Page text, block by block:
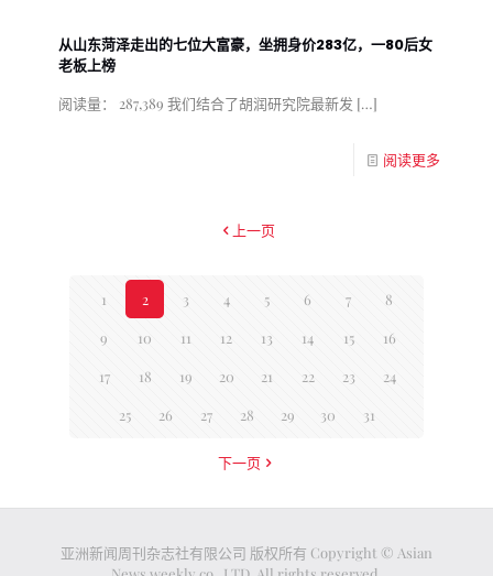
从山东菏泽走出的七位大富豪，坐拥身价283亿，一80后女
老板上榜
阅读量： 287,389 我们结合了胡润研究院最新发 […]
阅读更多
上一页
1 2 3 4 5 6 7 8
9 10 11 12 13 14 15 16
17 18 19 20 21 22 23 24
25 26 27 28 29 30 31
下一页
亚洲新闻周刊杂志社有限公司 版权所有 Copyright © Asian